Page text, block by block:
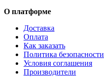
О платформе
Доставка
Оплата
Как заказать
Политика безопасности
Условия соглашения
Производители